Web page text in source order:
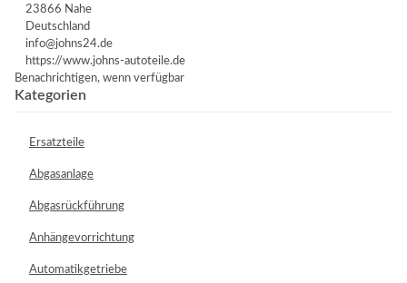
23866 Nahe
Deutschland
info@johns24.de
https://www.johns-autoteile.de
Benachrichtigen, wenn verfügbar
Kategorien
Ersatzteile
Abgasanlage
Abgasrückführung
Anhängevorrichtung
Automatikgetriebe